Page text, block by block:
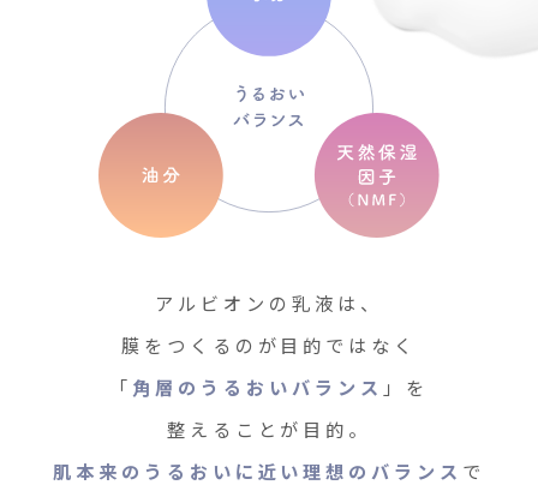
アルビオンの乳液は、
膜をつくるのが目的ではなく
「 角層のうるおいバランス 」を
整えることが目的。
肌本来のうるおいに近い理想のバランス で